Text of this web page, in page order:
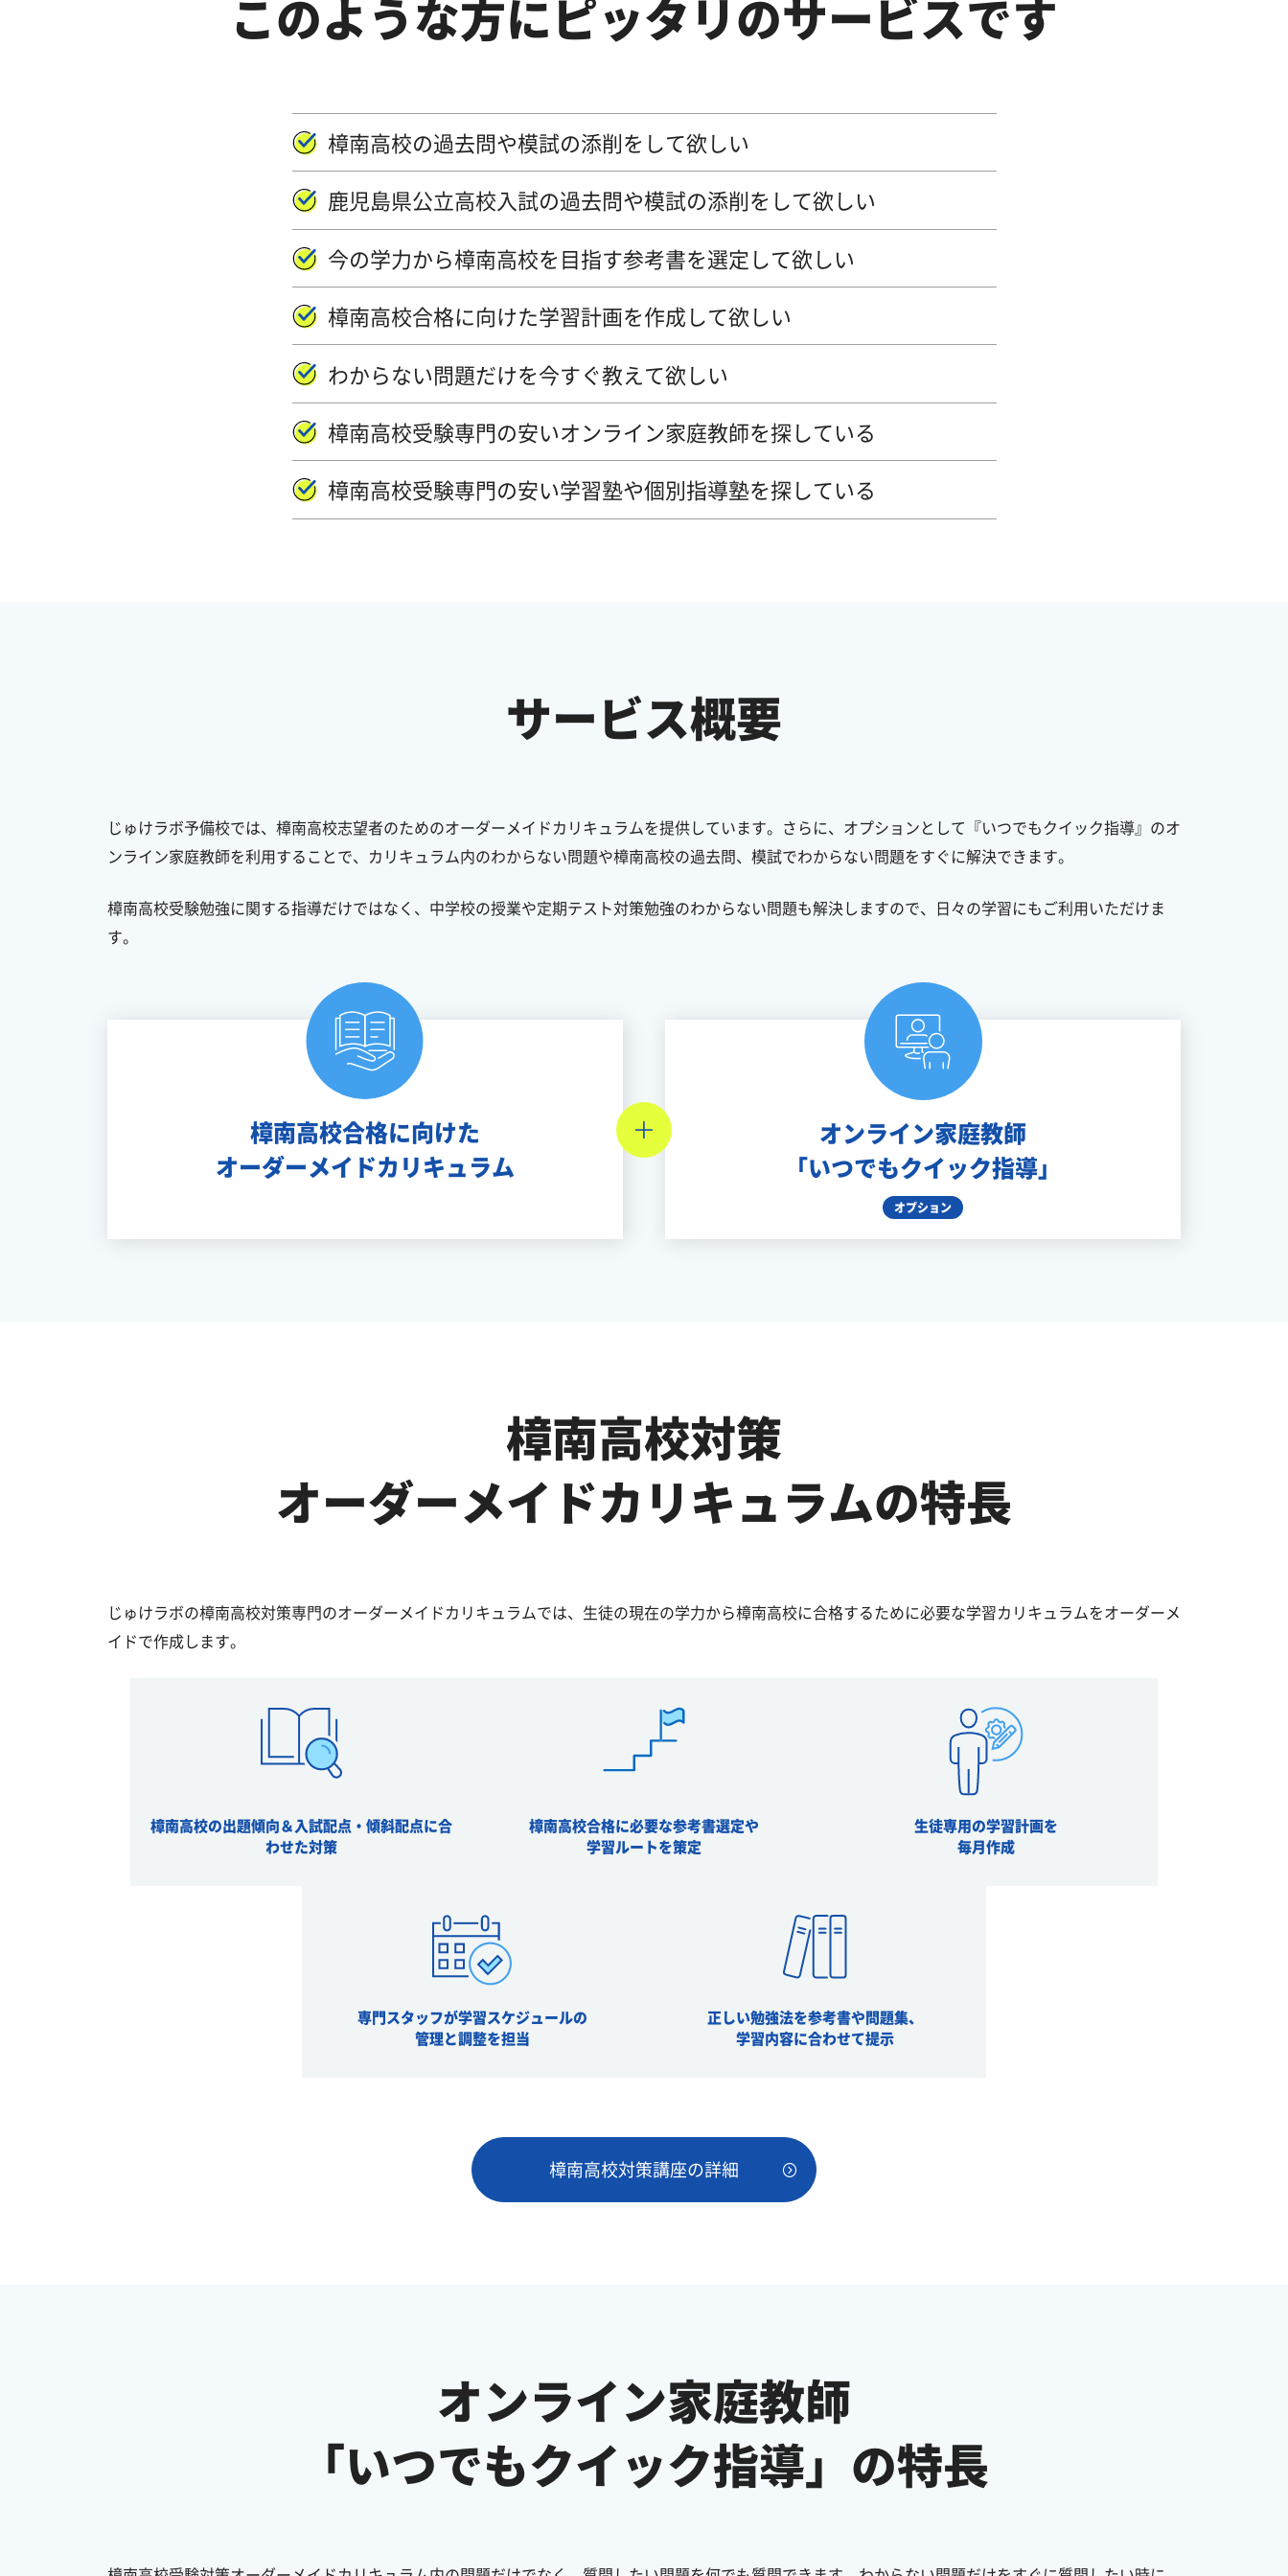
このような方にピッタリのサービスです
樟南高校の過去問や模試の添削をして欲しい
鹿児島県公立高校入試の過去問や模試の添削をして欲しい
今の学力から樟南高校を目指す参考書を選定して欲しい
樟南高校合格に向けた学習計画を作成して欲しい
わからない問題だけを今すぐ教えて欲しい
樟南高校受験専門の安いオンライン家庭教師を探している
樟南高校受験専門の安い学習塾や個別指導塾を探している
サービス概要
じゅけラボ予備校では、樟南高校志望者のためのオーダーメイドカリキュラムを提供しています。さらに、オプションとして『いつでもクイック指導』のオ
ンライン家庭教師を利用することで、カリキュラム内のわからない問題や樟南高校の過去問、模試でわからない問題をすぐに解決できます。
樟南高校受験勉強に関する指導だけではなく、中学校の授業や定期テスト対策勉強のわからない問題も解決しますので、日々の学習にもご利用いただけま
す。
樟南高校合格に向けた
オーダーメイドカリキュラム
オンライン家庭教師
「いつでもクイック指導」
オプション
樟南高校対策
オーダーメイドカリキュラムの特長
じゅけラボの樟南高校対策専門のオーダーメイドカリキュラムでは、生徒の現在の学力から樟南高校に合格するために必要な学習カリキュラムをオーダーメ
イドで作成します。
樟南高校の出題傾向＆入試配点・傾斜配点に合
わせた対策
樟南高校合格に必要な参考書選定や
学習ルートを策定
生徒専用の学習計画を
毎月作成
専門スタッフが学習スケジュールの
管理と調整を担当
正しい勉強法を参考書や問題集、
学習内容に合わせて提示
樟南高校対策講座の詳細
オンライン家庭教師
「いつでもクイック指導」の特長